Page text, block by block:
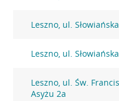
Leszno, ul.
Leszno, ul.
Leszno, ul. Św.
Asyżu 2a